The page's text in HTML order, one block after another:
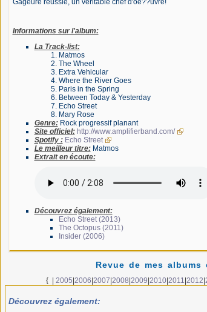
Gageure réussie, un véritable chef d'oe??uvre!
Informations sur l'album:
La Track-list:
Matmos
The Wheel
Extra Vehicular
Where the River Goes
Paris in the Spring
Between Today & Yesterday
Echo Street
Mary Rose
Genre:Rock progressif planant
Site officiel: http://www.amplifierband.com/
Spotify : Echo Street
Le meilleur titre:Matmos
Extrait en écoute:
Découvrez également:
Echo Street (2013)
The Octopus (2011)
Insider (2006)
Revue de mes
{ | 2005|2006|2007|2008|2009|2010|2011|2012|
Découvrez également: